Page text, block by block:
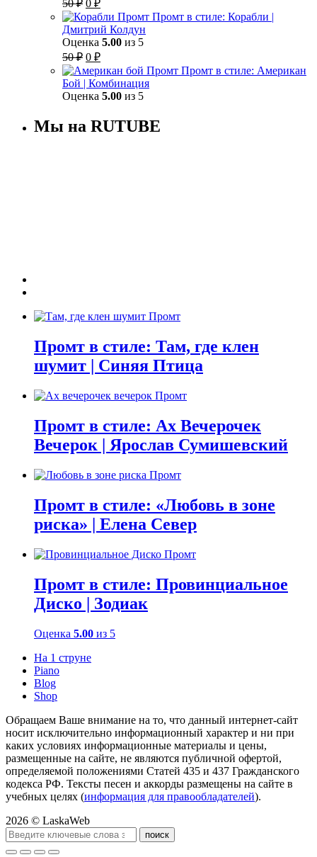
50₽
цена
составляла
50 ₽.
0 ₽
цена:
0 ₽.
Промт в стиле: Корабли |
Дмитрий Колдун
Оценка 5.00 из 5
50₽ Первоначальная
цена
составляла
50 ₽.
0 ₽Текущая
цена:
0 ₽.
Промт в стиле: Американ
Бой | Комбинация
Оценка 5.00 из 5
Мы на RUTUBE
Промт в стиле: Там, где клен
шумит | Синяя Птица
Промт в стиле: Ах Вечерочек
Вечерок | Ярослав Сумишевский
Промт в стиле: «Любовь в зоне
риска» | Елена Север
Промт в стиле: Провинциальное
Диско | Зодиак
Оценка 5.00 из 5
На 1 струне
Piano
Blog
Shop
Обращаем Ваше внимание на то, что данный интернет-сайт
носит исключительно информационный характер и ни при
каких условиях информационные материалы и цены,
размещенные на сайте, не являются публичной офертой,
определяемой положениями Статей 435 и 437 Гражданского
кодекса РФ. Тексты песен и аккорды размещены на сайте в
учебных целях (информация для правообладателей).
2026 © LaskaWeb